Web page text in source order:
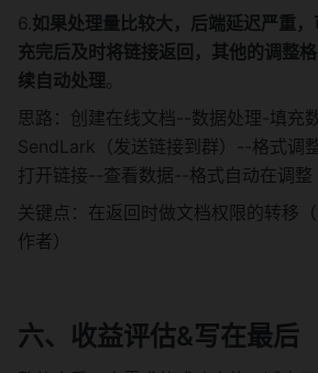
return   , nil,
   }
   return
}
...
6.如果处理量比较大，后端延迟严重
充完后及时将链接返回，其他的调整
续自动处理。
思路：创建在线文档--数据处理-填充
SendLark（发送链接到群）--格式调
打开链接--查看数据--格式自动在调整
关键点：在返回时做文档权限的转移
作者）
六、收益评估&写在最后